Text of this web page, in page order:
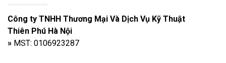
Công ty TNHH Thương Mại Và Dịch Vụ Kỹ Thuật
Thiên Phú Hà Nội
»MST: 0106923287